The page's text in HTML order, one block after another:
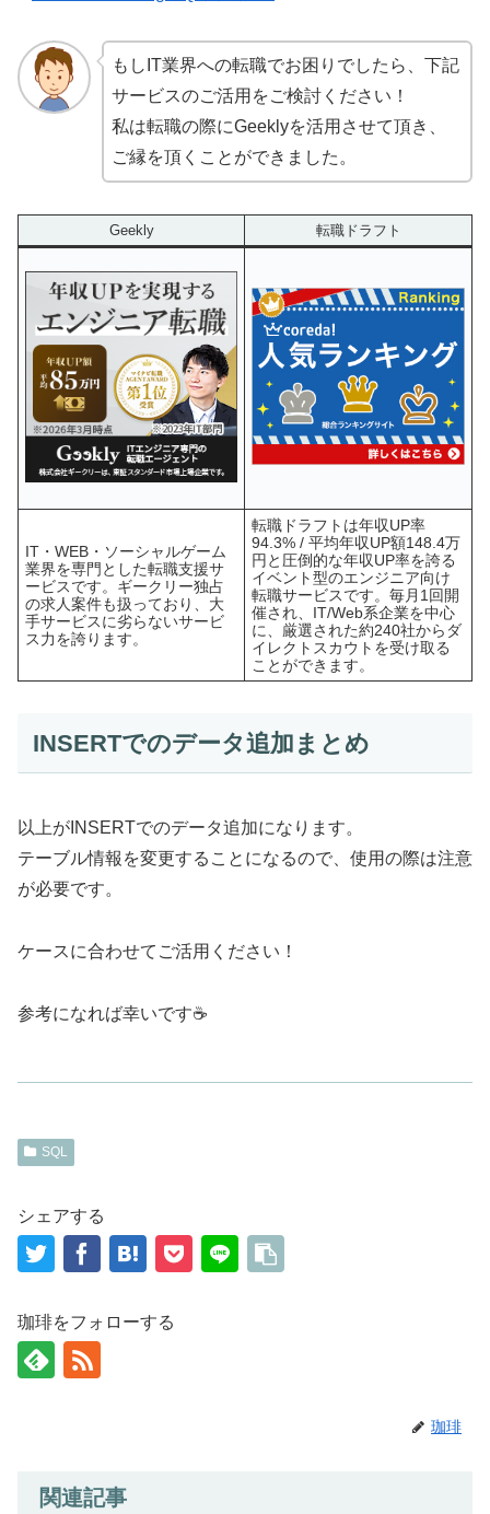
もしIT業界への転職でお困りでしたら、下記
サービスのご活用をご検討ください！
私は転職の際にGeeklyを活用させて頂き、
ご縁を頂くことができました。
Geekly 転職ドラフト
IT・WEB・ソーシャルゲーム
業界を専門とした転職支援サ
ービスです。ギークリー独占
の求人案件も扱っており、大
手サービスに劣らないサービ
ス力を誇ります。
転職ドラフトは年収UP率
94.3% / 平均年収UP額148.4万
円と圧倒的な年収UP率を誇る
イベント型のエンジニア向け
転職サービスです。毎月1回開
催され、IT/Web系企業を中心
に、厳選された約240社からダ
イレクトスカウトを受け取る
ことができます。
INSERTでのデータ追加まとめ
以上がINSERTでのデータ追加になります。
テーブル情報を変更することになるので、使用の際は注意
が必要です。
ケースに合わせてご活用ください！
参考になれば幸いです☕
SQL
シェアする
珈琲をフォローする
珈琲
関連記事